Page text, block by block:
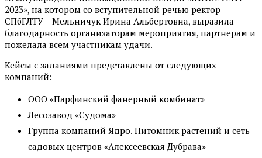
2023», на котором со вступительной речью ректор
СПбГЛТУ – Мельничук Ирина Альбертовна, выразила
благодарность организаторам мероприятия, партнерам и
пожелала всем участникам удачи.
Кейсы с заданиями представлены от следующих
компаний:
ООО «Парфинский фанерный комбинат»
Лесозавод «Судома»
Группа компаний Ядро. Питомник растений и сеть
садовых центров «Алексеевская Дубрава»